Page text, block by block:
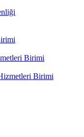
Birimi
Birimi